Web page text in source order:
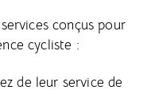
conçus pour
cycliste :
de leur service de